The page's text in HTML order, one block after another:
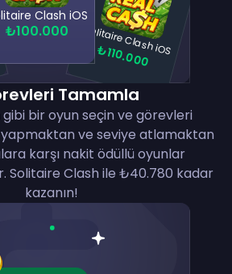
Clash iOS
₺100.000 Solitaire Clash iOS
₺110.000
Tamamla
bir oyun seçin ve görevleri
yapmaktan ve seviye atlamaktan
karşı nakit ödüllü oyunlar
Solitaire Clash ile ₺40.780 kadar
kazanın!